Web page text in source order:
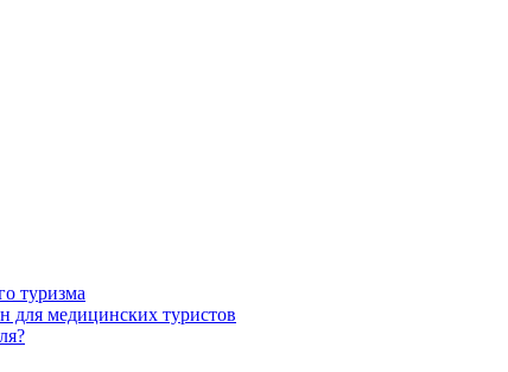
туризма
для медицинских туристов